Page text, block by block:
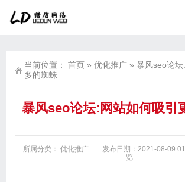
当前位置： 首页 » 优化推广 » 暴风seo论
多的蜘蛛
暴风seo论坛:网站如何吸引
所属分类： 优化推广 发布日期：2021-08-09
览